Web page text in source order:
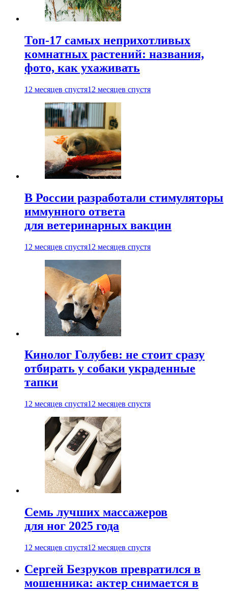
Топ-17 самых неприхотливых
комнатных растений: названия,
фото, как ухаживать
12 месяцев спустя12 месяцев спустя
В России разработали стимуляторы
иммунного ответа
для ветеринарных вакцин
12 месяцев спустя12 месяцев спустя
Кинолог Голубев: не стоит сразу
отбирать у собаки украденные
тапки
12 месяцев спустя12 месяцев спустя
Семь лучших массажеров
для ног 2025 года
12 месяцев спустя12 месяцев спустя
Сергей Безруков превратился в
мошенника: актер снимается в